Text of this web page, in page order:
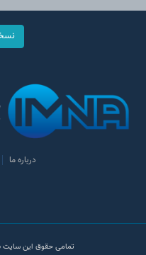
درباره ما
تمامی حقوق این سایت